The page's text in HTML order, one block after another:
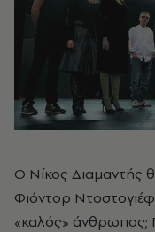
Ο Νίκος Διαμαντής
Φιόντορ
«καλός» άνθρωπος;